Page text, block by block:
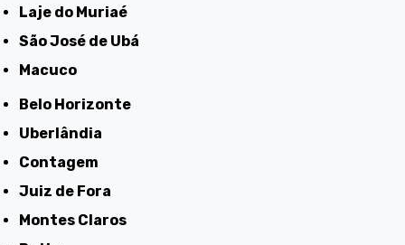
Laje do Muriaé
São José de Ubá
Macuco
Belo Horizonte
Uberlândia
Contagem
Juiz de Fora
Montes Claros